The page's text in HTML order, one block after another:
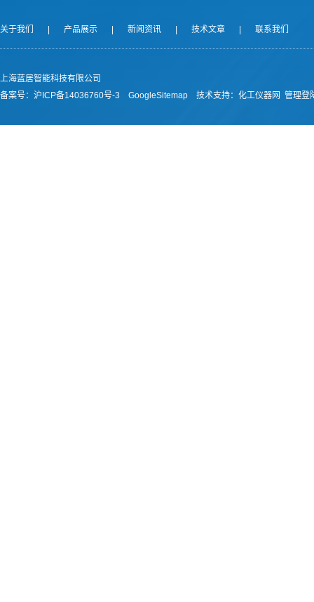
关于我们 产品展示 新闻资讯 技术文章 联系我们
上海蓝居智能科技有限公司
备案号： 沪ICP备14036760号-3 GoogleSitemap 技术支持： 化工仪器网 管理登